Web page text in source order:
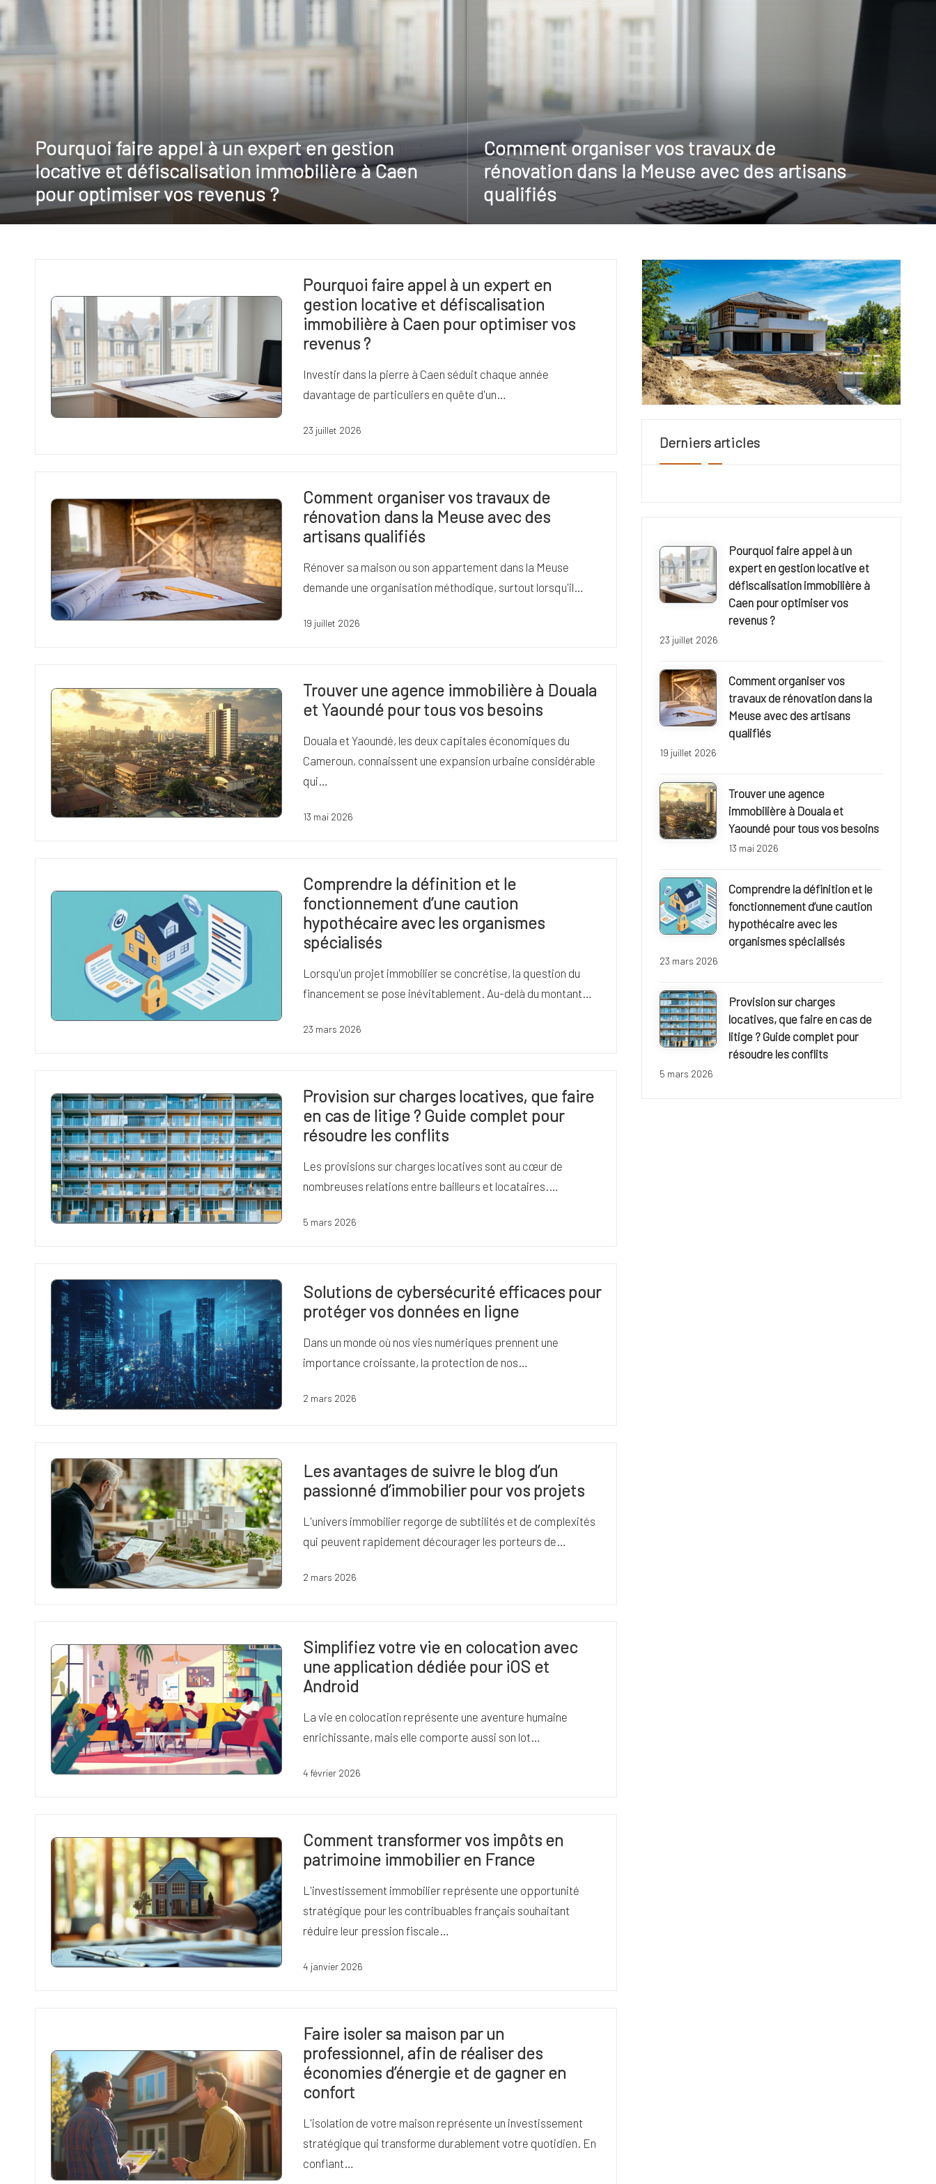
pi
lo
t
e
Pourquoi faire appel à un expert en gestion
locative et défiscalisation immobilière à Caen
pour optimiser vos revenus ?
Comment organiser vos travaux de
rénovation dans la Meuse avec des artisans
qualifiés
Pourquoi faire appel à un expert en
gestion locative et défiscalisation
immobilière à Caen pour optimiser vos
revenus ?
Investir dans la pierre à Caen séduit chaque année
davantage de particuliers en quête d'un…
23 juillet 2026
Comment organiser vos travaux de
rénovation dans la Meuse avec des
artisans qualifiés
Rénover sa maison ou son appartement dans la Meuse
demande une organisation méthodique, surtout lorsqu'il…
19 juillet 2026
Trouver une agence immobilière à Douala
et Yaoundé pour tous vos besoins
Douala et Yaoundé, les deux capitales économiques du
Cameroun, connaissent une expansion urbaine considérable
qui…
13 mai 2026
Comprendre la définition et le
fonctionnement d’une caution
hypothécaire avec les organismes
spécialisés
Lorsqu'un projet immobilier se concrétise, la question du
financement se pose inévitablement. Au-delà du montant…
23 mars 2026
Provision sur charges locatives, que faire
en cas de litige ? Guide complet pour
résoudre les conflits
Les provisions sur charges locatives sont au cœur de
nombreuses relations entre bailleurs et locataires.…
5 mars 2026
Solutions de cybersécurité efficaces pour
protéger vos données en ligne
Dans un monde où nos vies numériques prennent une
importance croissante, la protection de nos…
2 mars 2026
Les avantages de suivre le blog d’un
passionné d’immobilier pour vos projets
L'univers immobilier regorge de subtilités et de complexités
qui peuvent rapidement décourager les porteurs de…
2 mars 2026
Simplifiez votre vie en colocation avec
une application dédiée pour iOS et
Android
La vie en colocation représente une aventure humaine
enrichissante, mais elle comporte aussi son lot…
4 février 2026
Comment transformer vos impôts en
patrimoine immobilier en France
L'investissement immobilier représente une opportunité
stratégique pour les contribuables français souhaitant
réduire leur pression fiscale…
4 janvier 2026
Faire isoler sa maison par un
professionnel, afin de réaliser des
économies d’énergie et de gagner en
confort
L'isolation de votre maison représente un investissement
stratégique qui transforme durablement votre quotidien. En
confiant…
Derniers articles
Pourquoi faire appel à un
expert en gestion locative et
défiscalisation immobilière à
Caen pour optimiser vos
revenus ?
23 juillet 2026
Comment organiser vos
travaux de rénovation dans la
Meuse avec des artisans
qualifiés
19 juillet 2026
Trouver une agence
immobilière à Douala et
Yaoundé pour tous vos besoins
13 mai 2026
Comprendre la définition et le
fonctionnement d’une caution
hypothécaire avec les
organismes spécialisés
23 mars 2026
Provision sur charges
locatives, que faire en cas de
litige ? Guide complet pour
résoudre les conflits
5 mars 2026